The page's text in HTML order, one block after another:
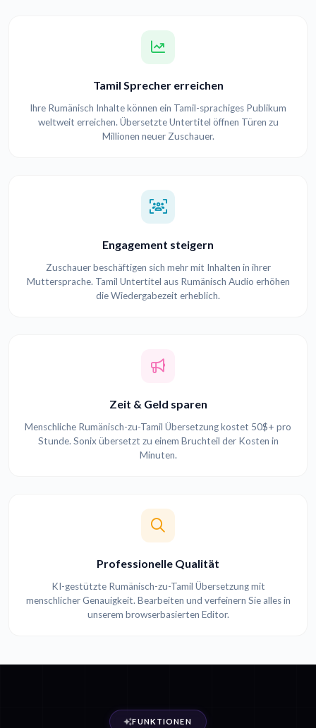
Tamil Sprecher erreichen
Ihre Rumänisch Inhalte können ein Tamil-sprachiges Publikum
weltweit erreichen. Übersetzte Untertitel öffnen Türen zu
Millionen neuer Zuschauer.
Engagement steigern
Zuschauer beschäftigen sich mehr mit Inhalten in ihrer
Muttersprache. Tamil Untertitel aus Rumänisch Audio erhöhen
die Wiedergabezeit erheblich.
Zeit & Geld sparen
Menschliche Rumänisch-zu-Tamil Übersetzung kostet 50$+ pro
Stunde. Sonix übersetzt zu einem Bruchteil der Kosten in
Minuten.
Professionelle Qualität
KI-gestützte Rumänisch-zu-Tamil Übersetzung mit
menschlicher Genauigkeit. Bearbeiten und verfeinern Sie alles in
unserem browserbasierten Editor.
FUNKTIONEN